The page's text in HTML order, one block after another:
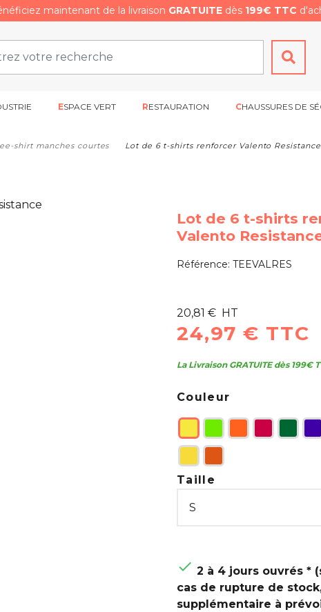
maintenant de la livraison GRATUITE dès 199€ TTC
ESPACE VERT RESTAURATION CHAUSSURES DE
shirt manches courtes Lot de 6 t-shirts renforcer Valento Resistance
Lot de 6 t-shirts
Valento
Référence: TEEVALRES
20,81 € HT
24,97 € TTC
La Livraison GRATUITE dès 199€
Couleur
Taille
 2 à 4 jours ouvrés *
cas de rupture de
supplémentaire à